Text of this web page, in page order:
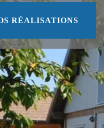
RÉALISATIONS